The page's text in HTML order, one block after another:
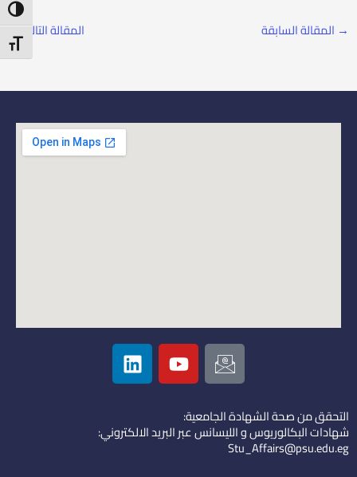
→ المقالة السابقة المقالة التالية←
I
c
o
n
-
e
Y
o
u
u
b
L
i
n
e
d
التحقق من صحة الشهادة الجامعية:
شهادات البكالوريوس و الليسانس عبر البريد الالكتروني:
Stu_Affairs@psu.edu.eg